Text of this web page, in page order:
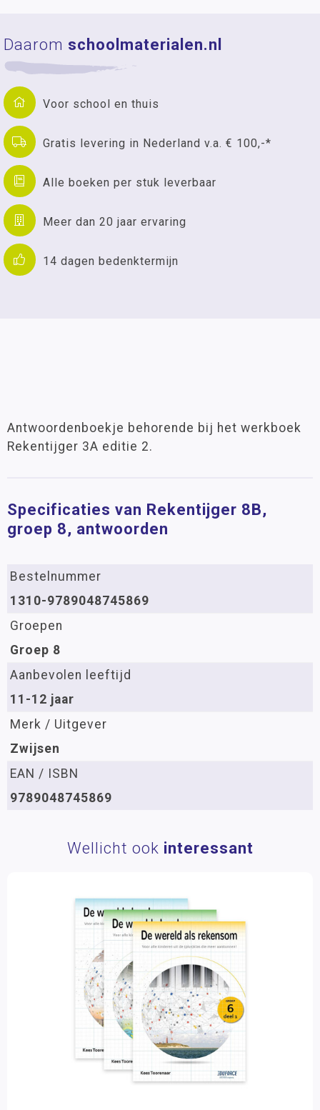
Daarom schoolmaterialen.nl
Voor school en thuis
Gratis levering in Nederland v.a. € 100,-*
Alle boeken per stuk leverbaar
Meer dan 20 jaar ervaring
14 dagen bedenktermijn
Antwoordenboekje behorende bij het werkboek
Rekentijger 3A editie 2.
Specificaties van Rekentijger 8B,
groep 8, antwoorden
Bestelnummer
1310-9789048745869
Groepen
Groep 8
Aanbevolen leeftijd
11-12 jaar
Merk / Uitgever
Zwijsen
EAN / ISBN
9789048745869
Wellicht ook interessant